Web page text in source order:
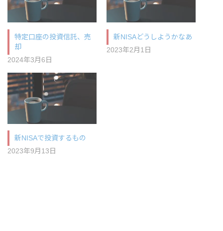
特定口座の投資信託、売
却
2024年3月6日
新NISAどうしようかなあ
2023年2月1日
新NISAで投資するもの
2023年9月13日